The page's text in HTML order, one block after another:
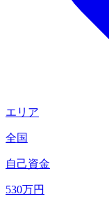
エリア
全国
自己資金
530万円